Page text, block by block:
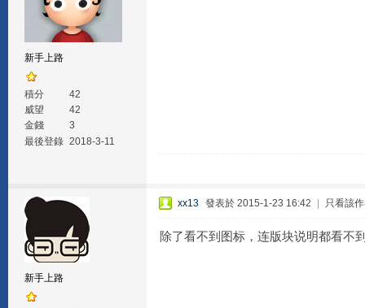
新手上路
積分
42
威望
42
金錢
3
最後登錄 2018-3-11
新手上路
xx13 發表於 2015-1-23 16:42 只看該
除了看不到图标，连版块说明都看不